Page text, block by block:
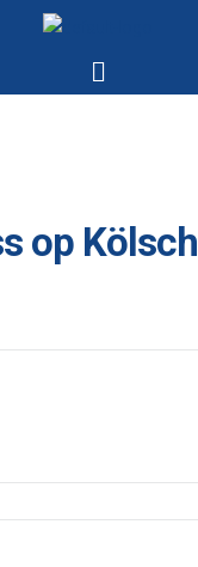
op Kölsch